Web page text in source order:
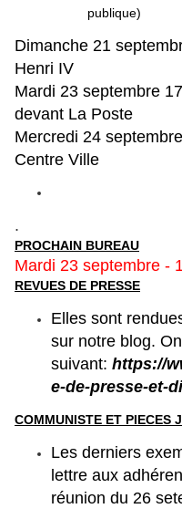
publique)
Dimanche 21
Henri IV
Mardi 23 septembre
devant La Poste
Mercredi 24
Centre Ville
.
PROCHAIN BUREAU
Mardi 23 septembre -
REVUES DE PRESSE
Elles sont
sur notre blog.
suivant: https://
e-de-presse-et-
COMMUNISTE ET PIECES
Les derniers
lettre aux
réunion du 26